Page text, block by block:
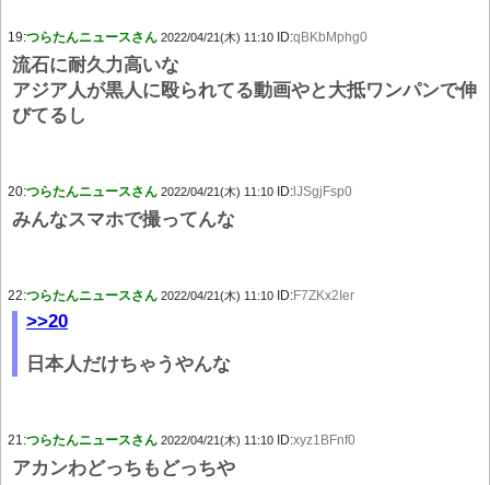
19:つらたんニュースさん 2022/04/21(木) 11:10 ID:qBKbMphg0
流石に耐久力高いな
アジア人が黒人に殴られてる動画やと大抵ワンパンで伸
びてるし
20:つらたんニュースさん 2022/04/21(木) 11:10 ID: lJSgjFsp0
みんなスマホで撮ってんな
22:つらたんニュースさん 2022/04/21(木) 11:10 ID:F7ZKx2Ier
>>20
日本人だけちゃうやんな
21:つらたんニュースさん 2022/04/21(木) 11:10 ID:xyz1BFnf0
アカンわどっちもどっちや